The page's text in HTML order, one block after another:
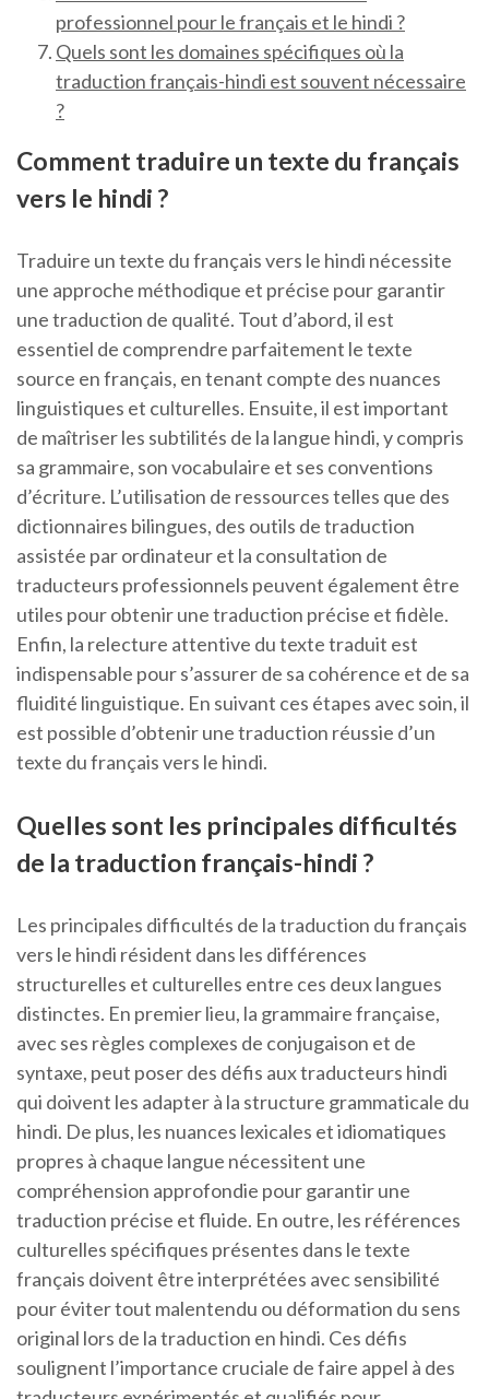
professionnel pour le français et le hindi ?
Quels sont les domaines spécifiques où la
traduction français-hindi est souvent nécessaire
?
Comment traduire un texte du français
vers le hindi ?
Traduire un texte du français vers le hindi nécessite
une approche méthodique et précise pour garantir
une traduction de qualité. Tout d’abord, il est
essentiel de comprendre parfaitement le texte
source en français, en tenant compte des nuances
linguistiques et culturelles. Ensuite, il est important
de maîtriser les subtilités de la langue hindi, y compris
sa grammaire, son vocabulaire et ses conventions
d’écriture. L’utilisation de ressources telles que des
dictionnaires bilingues, des outils de traduction
assistée par ordinateur et la consultation de
traducteurs professionnels peuvent également être
utiles pour obtenir une traduction précise et fidèle.
Enfin, la relecture attentive du texte traduit est
indispensable pour s’assurer de sa cohérence et de sa
fluidité linguistique. En suivant ces étapes avec soin, il
est possible d’obtenir une traduction réussie d’un
texte du français vers le hindi.
Quelles sont les principales difficultés
de la traduction français-hindi ?
Les principales difficultés de la traduction du français
vers le hindi résident dans les différences
structurelles et culturelles entre ces deux langues
distinctes. En premier lieu, la grammaire française,
avec ses règles complexes de conjugaison et de
syntaxe, peut poser des défis aux traducteurs hindi
qui doivent les adapter à la structure grammaticale du
hindi. De plus, les nuances lexicales et idiomatiques
propres à chaque langue nécessitent une
compréhension approfondie pour garantir une
traduction précise et fluide. En outre, les références
culturelles spécifiques présentes dans le texte
français doivent être interprétées avec sensibilité
pour éviter tout malentendu ou déformation du sens
original lors de la traduction en hindi. Ces défis
soulignent l’importance cruciale de faire appel à des